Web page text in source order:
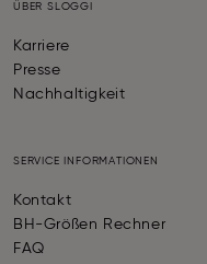
ÜBER SLOGGI
Karriere
Presse
Nachhaltigkeit
SERVICE INFORMATIONEN
Kontakt
BH-Größen Rechner
FAQ